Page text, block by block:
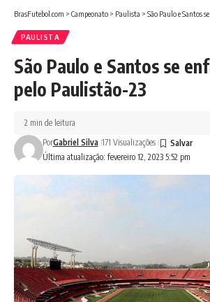
BrasFutebol.com > Campeonato > Paulista > São Paulo e Santos
PAULISTA
São Paulo e Santos se
pelo Paulistão-23
Última atualização: fevereiro 12, 2023 5:52 pm
PorGabriel Silva 171 Visualizações
2 min de leitura